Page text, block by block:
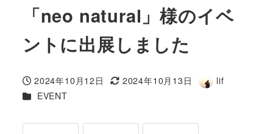
「neo natural」様のイベ
ントに出展しました
投稿日
2024年10月12日
更新日
2024年10月13日
著
lif
カテゴリー
EVENT